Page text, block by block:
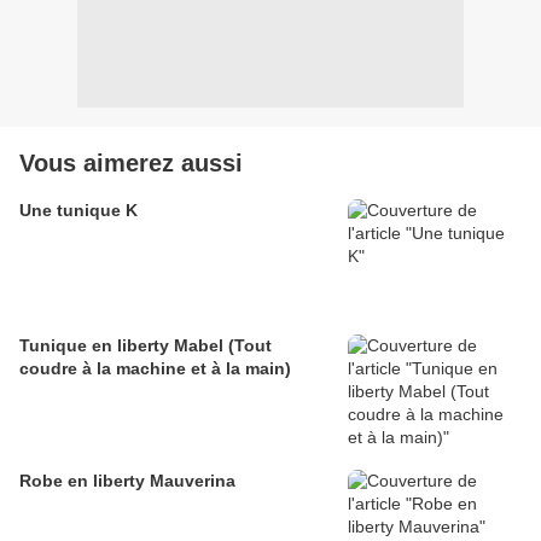
Vous aimerez aussi
Une tunique K
Tunique en liberty Mabel (Tout
coudre à la machine et à la main)
Robe en liberty Mauverina